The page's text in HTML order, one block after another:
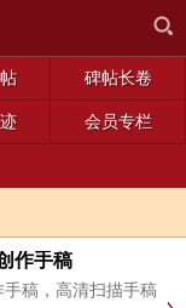
碑帖长卷
会员专栏
作手稿
稿，高清扫描手稿